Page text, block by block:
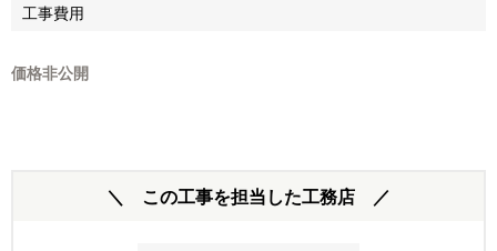
工事費用
価格非公開
＼ この工事を担当した工務店 ／